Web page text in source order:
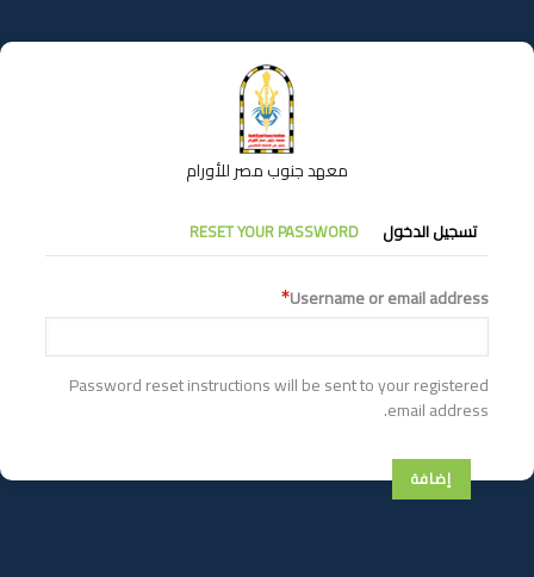
إلى
المحتوى
معهد جنوب مصر للأورام
التبويبات
الأساسية
تسجيل الدخول RESET YOUR PASSWORD
Username or email address
Password reset instructions will be sent to your registered
email address.